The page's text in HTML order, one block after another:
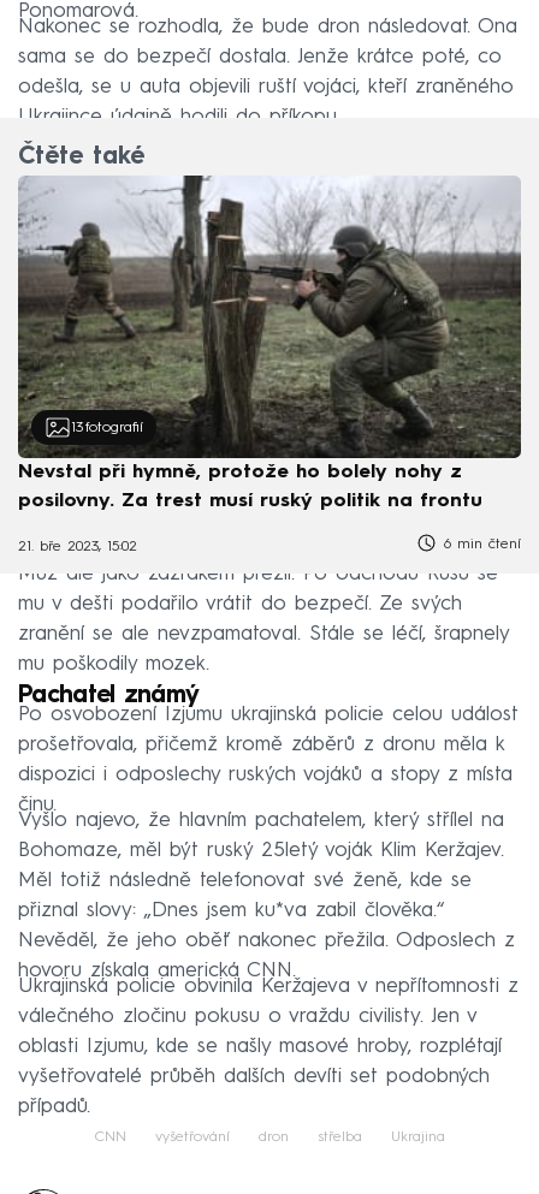
Ponomarová.
Nakonec se rozhodla, že bude dron následovat. Ona
sama se do bezpečí dostala. Jenže krátce poté, co
odešla, se u auta objevili ruští vojáci, kteří zraněného
Ukrajince údajně hodili do příkopu.
Čtěte také
13 fotografií
Nevstal při hymně, protože ho bolely nohy z
posilovny. Za trest musí ruský politik na frontu
21. bře 2023, 15:02 6 min čtení
Muž ale jako zázrakem přežil. Po odchodu Rusů se
mu v dešti podařilo vrátit do bezpečí. Ze svých
zranění se ale nevzpamatoval. Stále se léčí, šrapnely
mu poškodily mozek.
Pachatel známý
Po osvobození Izjumu ukrajinská policie celou událost
prošetřovala, přičemž kromě záběrů z dronu měla k
dispozici i odposlechy ruských vojáků a stopy z místa
činu.
Vyšlo najevo, že hlavním pachatelem, který střílel na
Bohomaze, měl být ruský 25letý voják Klim Keržajev.
Měl totiž následně telefonovat své ženě, kde se
přiznal slovy: „Dnes jsem ku*va zabil člověka.“
Nevěděl, že jeho oběť nakonec přežila. Odposlech z
hovoru získala americká CNN.
Ukrajinská policie obvinila Keržajeva v nepřítomnosti z
válečného zločinu pokusu o vraždu civilisty. Jen v
oblasti Izjumu, kde se našly masové hroby, rozplétají
vyšetřovatelé průběh dalších devíti set podobných
případů.
CNN vyšetřování dron střelba Ukrajina